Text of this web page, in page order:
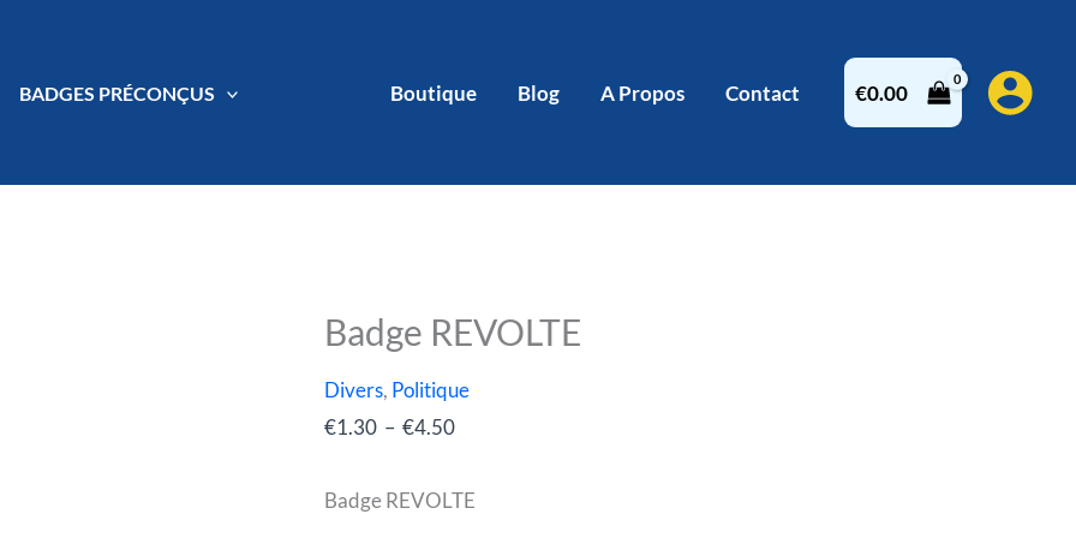
BADGES PRÉCONÇUS Boutique Blog A Propos Contact €0.00
Badge REVOLTE
Divers, Politique
€1.30 – €4.50
Plage
prix :
€4.50
Badge REVOLTE
quantité
Badge
REVOLTE